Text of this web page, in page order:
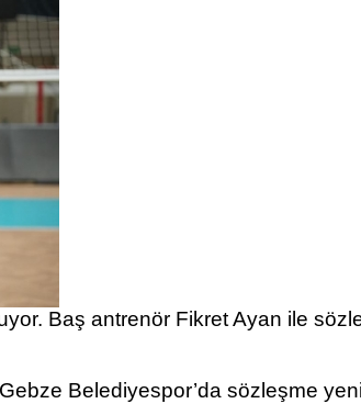
Baş antrenör Fikret Ayan ile
Belediyespor’da sözleşme